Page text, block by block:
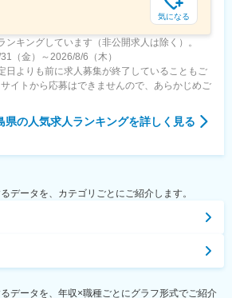
気になる
ンキングしています（非公開求人は除く）。
（金）～2026/8/6（木）
日よりも前に求人募集が終了していることもご
イトから応募はできませんので、あらかじめご
県の人気求人ランキングを詳しく見る
データを、カテゴリごとにご紹介します。
データを、年収×職種ごとにグラフ形式でご紹介